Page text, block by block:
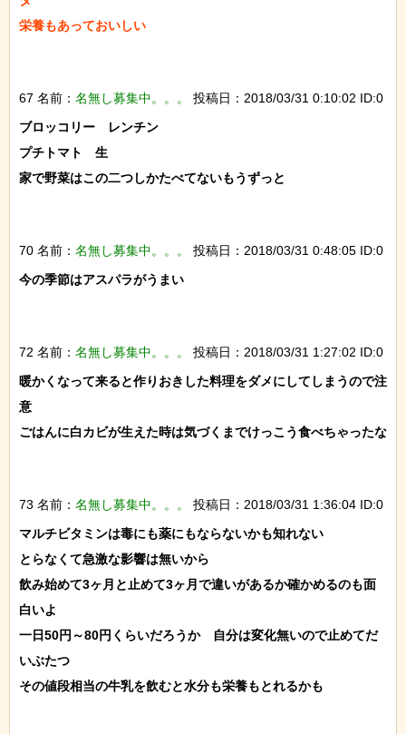
栄養もあっておいしい
67 名前： 名無し募集中。。。
投稿日：2018/03/31 0:10:02 ID:0
ブロッコリー　レンチン
プチトマト　生
家で野菜はこの二つしかたべてないもうずっと
70 名前： 名無し募集中。。。
投稿日：2018/03/31 0:48:05 ID:0
今の季節はアスパラがうまい
72 名前： 名無し募集中。。。
投稿日：2018/03/31 1:27:02 ID:0
暖かくなって来ると作りおきした料理をダメにしてしまうので注
意
ごはんに白カビが生えた時は気づくまでけっこう食べちゃったな
73 名前： 名無し募集中。。。
投稿日：2018/03/31 1:36:04 ID:0
マルチビタミンは毒にも薬にもならないかも知れない
とらなくて急激な影響は無いから
飲み始めて3ヶ月と止めて3ヶ月で違いがあるか確かめるのも面
白いよ
一日50円～80円くらいだろうか　自分は変化無いので止めてだ
いぶたつ
その値段相当の牛乳を飲むと水分も栄養もとれるかも